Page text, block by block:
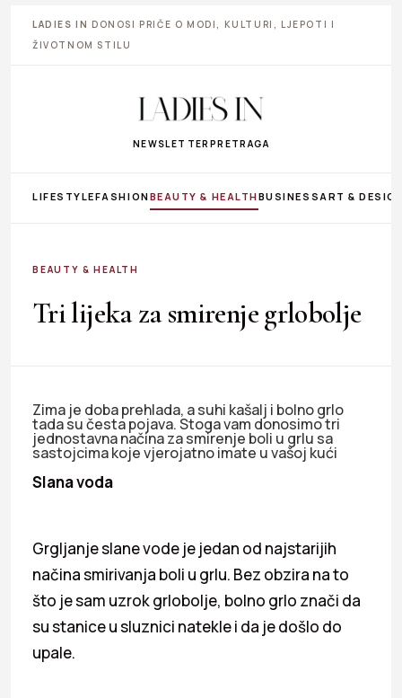
LADIES IN DONOSI PRIČE O MODI, KULTURI, LJEPOTI I
ŽIVOTNOM STILU
NEWSLETTER PRETRAGA
LIFESTYLEFASHIONBEAUTY & HEALTHBUSINESS ART &
BEAUTY & HEALTH
Tri lijeka za smirenje grlobolje
Zima je doba prehlada, a suhi kašalj i bolno grlo
tada su česta pojava. Stoga vam donosimo tri
jednostavna načina za smirenje boli u grlu sa
sastojcima koje vjerojatno imate u vašoj kući
Slana voda
Grgljanje slane vode je jedan od najstarijih
načina smirivanja boli u grlu. Bez obzira na to
što je sam uzrok grlobolje, bolno grlo znači da
su stanice u sluznici natekle i da je došlo do
upale.